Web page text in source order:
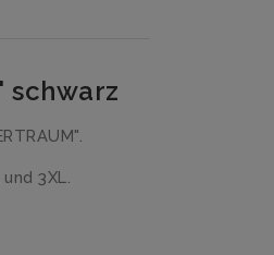
schwarz
3XL.